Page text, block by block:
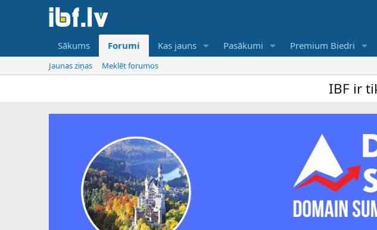
Sākums Forumi Kas jauns Pasākumi Premium Biedri
Jaunas ziņas Meklēt forumos
IBF ir tikai